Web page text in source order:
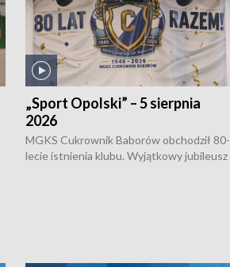
„Sport Opolski” – 5 sierpnia
2026
MGKS Cukrownik Baborów obchodził 80-
lecie istnienia klubu. Wyjątkowy jubileusz